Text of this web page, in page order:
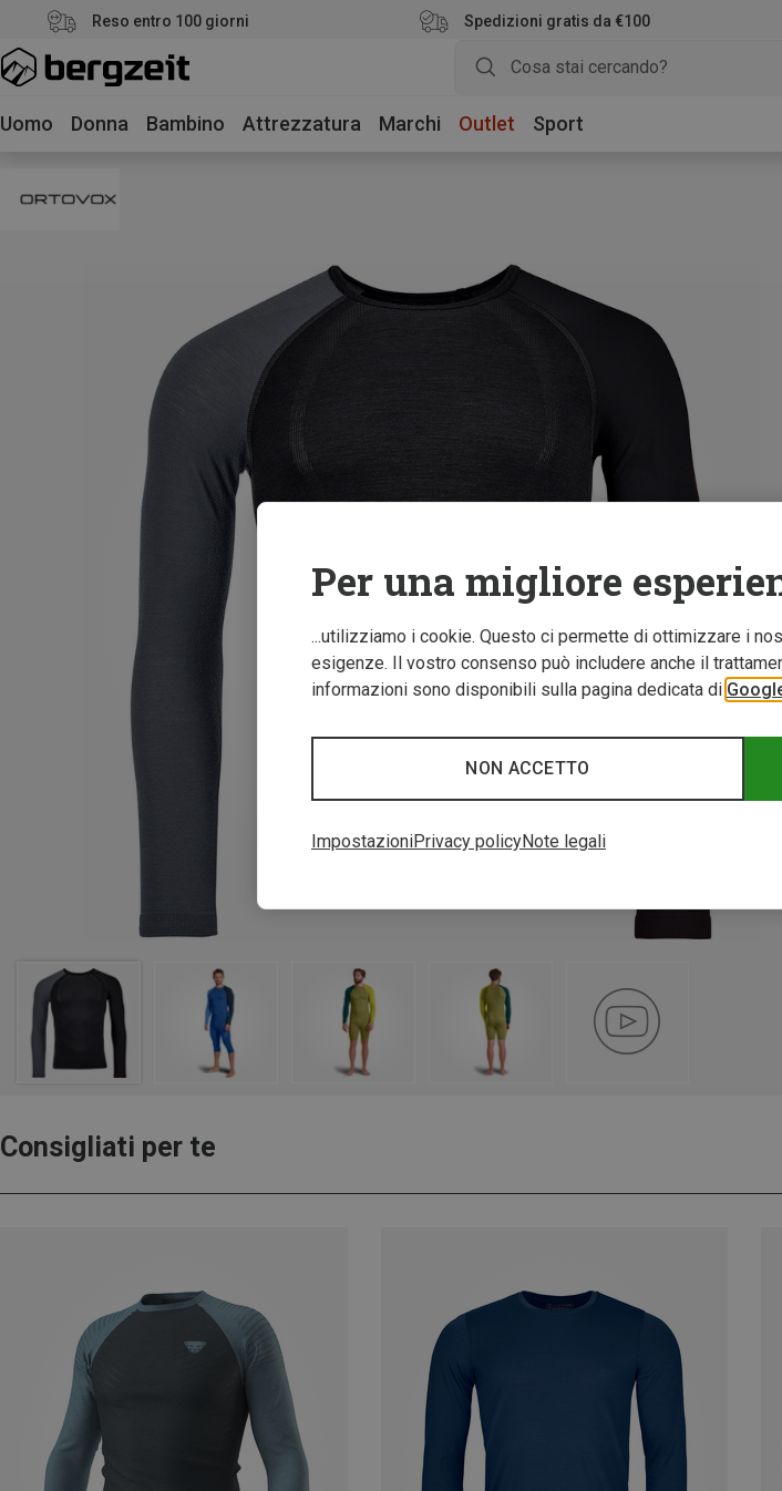
Reso entro 100 giorni Spedizioni gratis da €100
Uomo Donna Bambino Attrezzatura Marchi Outlet Sport
Consigliati per te
Per una migliore
...utilizziamo i cookie. Questo ci permette di ottimizzare i
esigenze. Il vostro consenso può includere anche il
informazioni sono disponibili sulla pagina dedicata di
NON ACCETTO
ImpostazioniPrivacy policyNote legali